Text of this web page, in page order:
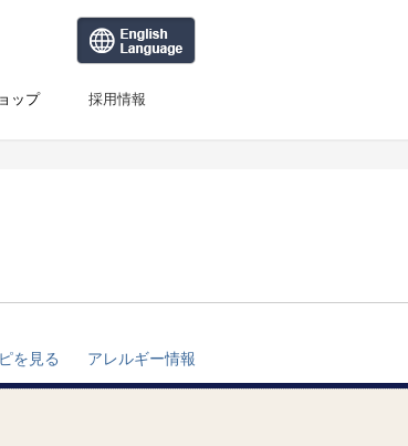
ップ 採用情報
アレルギー情報
を見る